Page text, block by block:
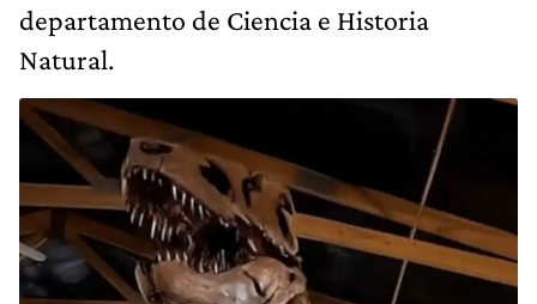
departamento de Ciencia e Historia
Natural.